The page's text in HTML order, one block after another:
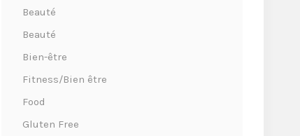
Beauté
Beauté
Bien-être
Fitness/Bien être
Food
Gluten Free